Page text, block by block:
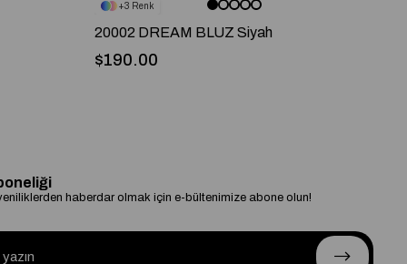
3
20002 DREAM BLUZ Siyah
$190.00
haberdar olmak için e-bültenimize abone olun!